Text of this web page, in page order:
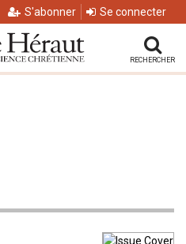
S'abonner Se connecter
RECHERCHER